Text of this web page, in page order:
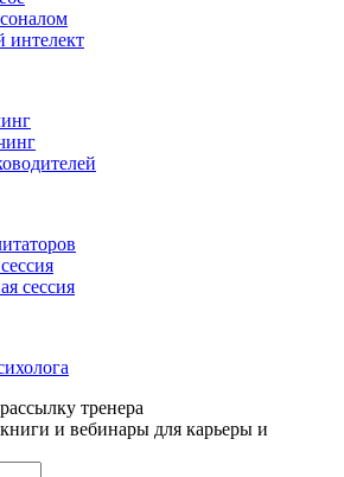
сессия
тренера
и вебинары для карьеры и